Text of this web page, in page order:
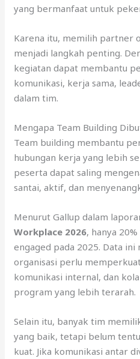
yang bermanfaat untuk
Karena itu, memilih partner
menjadi langkah penting.
kegiatan dapat membantu
komunikasi, kerja sama,
dalam tim.
Mengapa Team Building
Team building membantu
hubungan kerja yang lebih
peserta dapat saling
santai, aktif, dan
Menurut Gallup dalam
Workplace 2026, hanya
engaged pada 2025. Data ini
organisasi perlu
komunikasi internal, dan
program yang lebih terarah.
Selain itu, banyak tim
yang baik, tetapi belum
kuat. Jika komunikasi antar